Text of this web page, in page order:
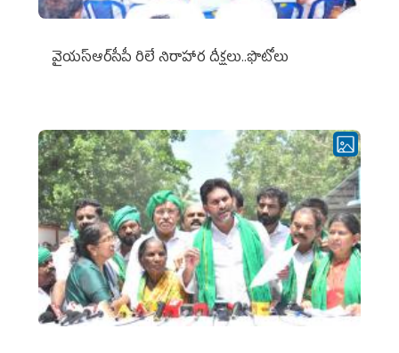
వైయ‌స్ఆర్‌సీపీ రిలే నిరాహార దీక్షలు..ఫొటోలు